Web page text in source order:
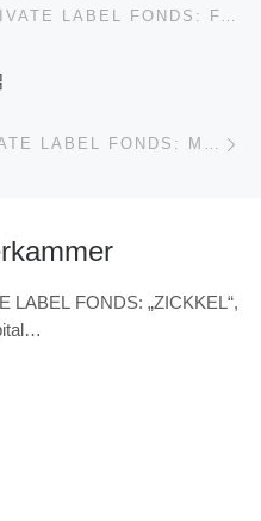
FONDSBOUTIQUEN & PRIVATE LABEL FONDS: FAMILY OFFICES, VERMÖGENSVERWALTER, KRYPTOWÄHRUNGEN & GEORGE ORWELL (INTERVIEW – DAVID GAMPER, LAFV – LIECHTENSTEINISCHER ANLAGEFONDSVERBAND)
FONDSBOUTIQUEN & PRIVATE LABEL FONDS: MÖGLICHE STOLPERSTEINE BEI DER FONDSAUFLAGE EINES STARTUPS („IMPRESSIONEN“ – NORBERT WOLK, BARBAROSSA ASSET MANAGEMENT)
LABEL FONDS: „ZICKKEL“,